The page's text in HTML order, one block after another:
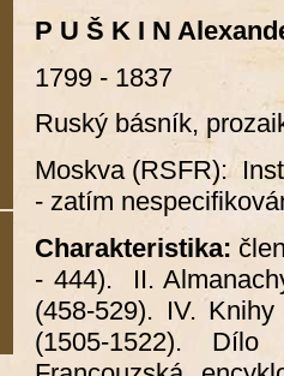
P U Š K I N
1799 - 1837
Ruský básník,
Moskva (RSFR):
- zatím
Charakteristika:
- 444). II.
(458-529). IV.
(1505-1522). Dílo